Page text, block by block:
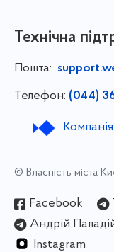
Технічна
Пошта:
Телефон: (044)
© Власність міста
Facebook
Андрій
Instagram